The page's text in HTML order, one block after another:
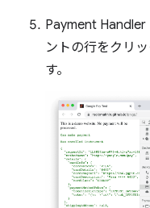
Payment
ントの行をクリ
す。